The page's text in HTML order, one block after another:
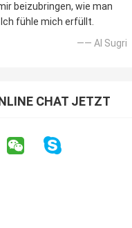
beizubringen, wie man
fühle mich erfüllt.
—— Al Sugri
CHAT JETZT